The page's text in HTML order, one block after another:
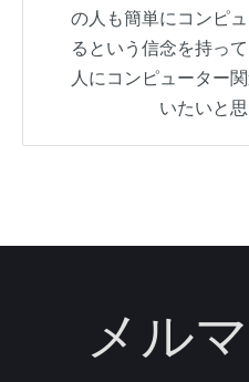
の人も簡単にコンピ
るという信念を持っ
人にコンピューター
いたいと思
メル